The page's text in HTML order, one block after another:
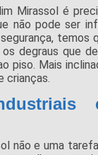
Mirassol é
não pode ser
temos
degraus que
piso. Mais
crianças.
não e uma